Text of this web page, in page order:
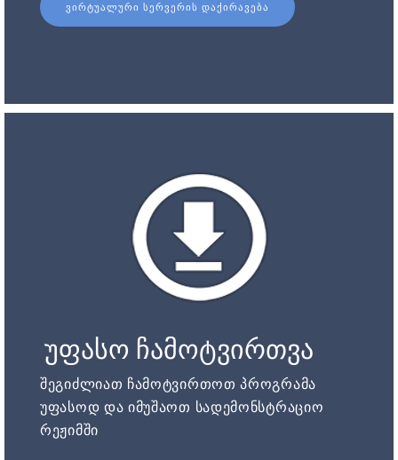
ᲕᲘᲠᲢᲣᲐᲚᲣᲠᲘ ᲡᲔᲠᲕᲔᲠᲘᲡ ᲓᲐᲥᲘᲠᲐᲕᲔᲑᲐ
უფასო ჩამოტვირთვა
შეგიძლიათ ჩამოტვირთოთ პროგრამა
უფასოდ და იმუშაოთ სადემონსტრაციო
რეჟიმში